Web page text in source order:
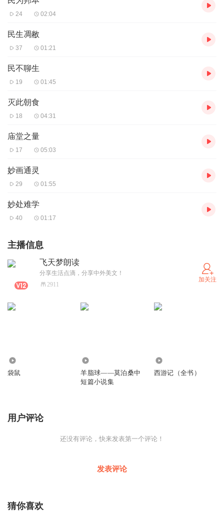
24 02:04
民生凋敝
37 01:21
民不聊生
19 01:45
灭此朝食
18 04:31
庙堂之量
17 05:03
妙画通灵
29 01:55
妙处难学
40 01:17
主播信息
飞天梦朗读
分享生活点滴，分享中外美文！
2911
加关注
袋鼠
羊脂球——莫泊桑中
短篇小说集
西游记（全书）
用户评论
还没有评论，快来发表第一个评论！
发表评论
猜你喜欢